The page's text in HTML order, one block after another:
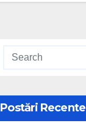
Postări Recente